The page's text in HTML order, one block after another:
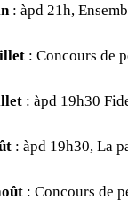
: àpd 21h,
: Concours de
: àpd 19h30
: àpd 19h30, La
: Concours de